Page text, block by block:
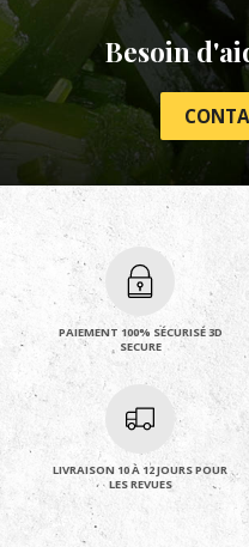
Besoin
PAIEMENT 100% SÉCURISÉ 3D
SECURE
LIVRAISON 10 À 12 JOURS POUR
LES REVUES